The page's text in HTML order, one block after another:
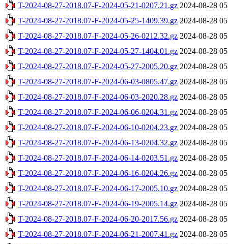
T-2024-08-27-2018.07-F-2024-05-21-0207.21.gz 2024-08-28
T-2024-08-27-2018.07-F-2024-05-25-1409.39.gz 2024-08-28
T-2024-08-27-2018.07-F-2024-05-26-0212.32.gz 2024-08-28
T-2024-08-27-2018.07-F-2024-05-27-1404.01.gz 2024-08-28
T-2024-08-27-2018.07-F-2024-05-27-2005.20.gz 2024-08-28
T-2024-08-27-2018.07-F-2024-06-03-0805.47.gz 2024-08-28
T-2024-08-27-2018.07-F-2024-06-03-2020.28.gz 2024-08-28
T-2024-08-27-2018.07-F-2024-06-06-0204.31.gz 2024-08-28
T-2024-08-27-2018.07-F-2024-06-10-0204.23.gz 2024-08-28
T-2024-08-27-2018.07-F-2024-06-13-0204.32.gz 2024-08-28
T-2024-08-27-2018.07-F-2024-06-14-0203.51.gz 2024-08-28
T-2024-08-27-2018.07-F-2024-06-16-0204.26.gz 2024-08-28
T-2024-08-27-2018.07-F-2024-06-17-2005.10.gz 2024-08-28
T-2024-08-27-2018.07-F-2024-06-19-2005.14.gz 2024-08-28
T-2024-08-27-2018.07-F-2024-06-20-2017.56.gz 2024-08-28
T-2024-08-27-2018.07-F-2024-06-21-2007.41.gz 2024-08-28